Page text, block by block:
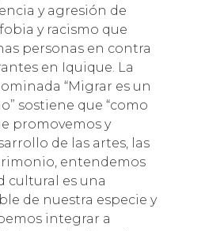
y agresión de
y racismo que
personas en contra
en Iquique. La
“Migrar es un
sostiene que “como
promovemos y
de las artes, las
entendemos
cultural es una
de nuestra especie y
integrar a